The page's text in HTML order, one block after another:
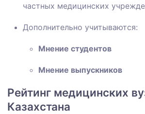
частных медицинских
Дополнительно учитываются:
Мнение студентов
Мнение выпускников
Рейтинг медицинских
Казахстана